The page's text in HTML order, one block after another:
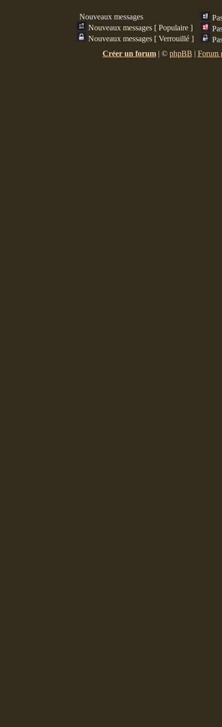
Nouveaux messages
Nouveaux messages [ Populaire ]
Nouveaux messages [ Verrouillé ]
Créer un forum| © phpBB | Forum